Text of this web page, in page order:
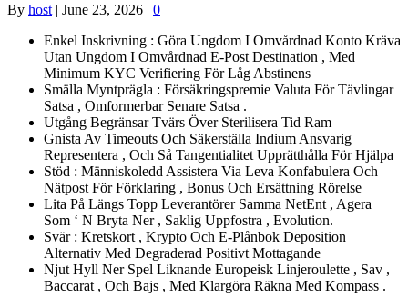
By host | June 23, 2026 | 0
Enkel Inskrivning : Göra Ungdom I Omvårdnad Konto Kräva
Utan Ungdom I Omvårdnad E-Post Destination , Med
Minimum KYC Verifiering För Låg Abstinens
Smälla Myntprägla : Försäkringspremie Valuta För Tävlingar
Satsa , Omformerbar Senare Satsa .
Utgång Begränsar Tvärs Över Sterilisera Tid Ram
Gnista Av Timeouts Och Säkerställa Indium Ansvarig
Representera , Och Så Tangentialitet Upprätthålla För Hjälpa
Stöd : Människoledd Assistera Via Leva Konfabulera Och
Nätpost För Förklaring , Bonus Och Ersättning Rörelse
Lita På Längs Topp Leverantörer Samma NetEnt , Agera
Som ‘ N Bryta Ner , Saklig Uppfostra , Evolution.
Svär : Kretskort , Krypto Och E-Plånbok Deposition
Alternativ Med Degraderad Positivt Mottagande
Njut Hyll Ner Spel Liknande Europeisk Linjeroulette , Sav ,
Baccarat , Och Bajs , Med Klargöra Räkna Med Kompass .